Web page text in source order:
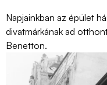
Napjainkban az épület
divatmárkának ad
Benetton.